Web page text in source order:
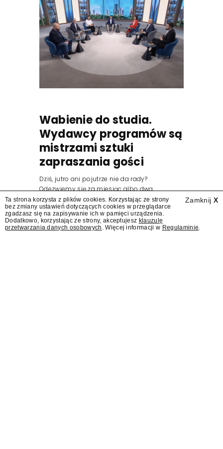
Wabienie do studia.
Wydawcy programów są
mistrzami sztuki
zapraszania gości
Dziś, jutro ani pojutrze nie da rady?
Odezwiemy się za miesiąc albo dwa.
Wydawcy programów są mistrzami sztuki
zapraszania gości.
Zamknij X
Ta strona korzysta z plików cookies. Korzystając ze strony
bez zmiany ustawień dotyczących cookies w przeglądarce
zgadzasz się na zapisywanie ich w pamięci urządzenia.
Dodatkowo, korzystając ze strony, akceptujesz klauzulę
przetwarzania danych osobowych . Więcej informacji w Regulaminie.